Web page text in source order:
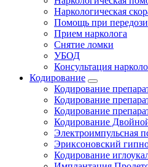
Наркологическая
Помощь при
Прием нарколога
Снятие ломки
УБОД
Консультация
Кодирование
Кодирование
Кодирование
Кодирование
Кодирование
Электроимпульсная
Эриксоновский
Кодирование